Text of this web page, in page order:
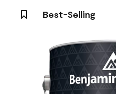
Best-Selling